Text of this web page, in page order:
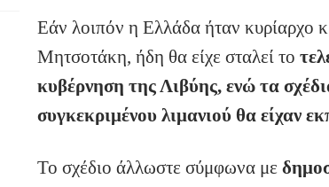
Εάν λοιπόν η Ελλάδα ήταν κυρίαρχο
Μητσοτάκη, ήδη θα είχε σταλεί το
κυβέρνηση της Λιβύης, ενώ τα
συγκεκριμένου λιμανιού θα είχαν
Το σχέδιο άλλωστε σύμφωνα με